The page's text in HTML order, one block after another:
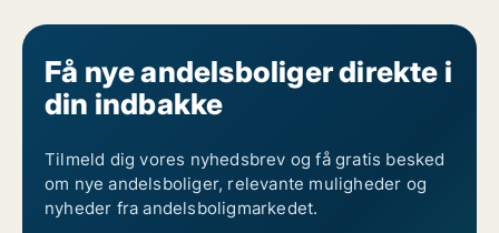
Få nye andelsboliger direkte i
din indbakke
Tilmeld dig vores nyhedsbrev og få gratis besked
om nye andelsboliger, relevante muligheder og
nyheder fra andelsboligmarkedet.